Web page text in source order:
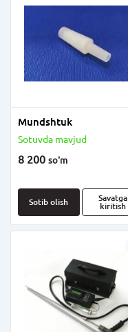
Mundshtuk
Sotuvda mavjud
8 200 so'm
Sotib olish
Savatga
kiritish